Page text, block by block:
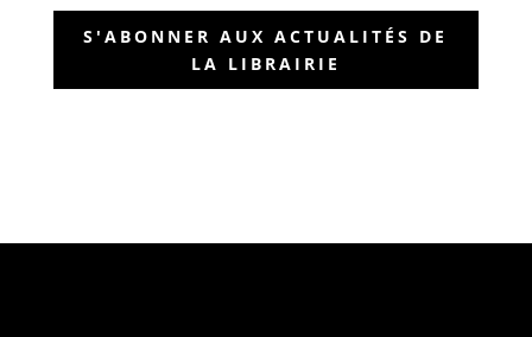
S'ABONNER AUX ACTUALITÉS DE
LA LIBRAIRIE